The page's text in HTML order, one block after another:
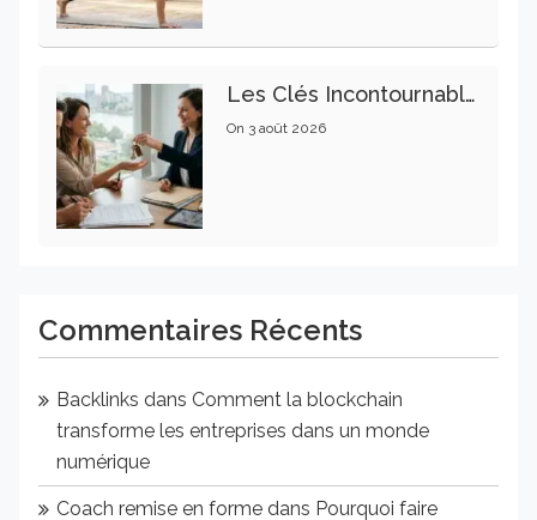
Les Clés Incontournables Pour Réussir Vos Transactions Immobilières
On 3 août 2026
Commentaires Récents
Backlinks dans Comment la blockchain
transforme les entreprises dans un monde
numérique
Coach remise en forme dans Pourquoi faire